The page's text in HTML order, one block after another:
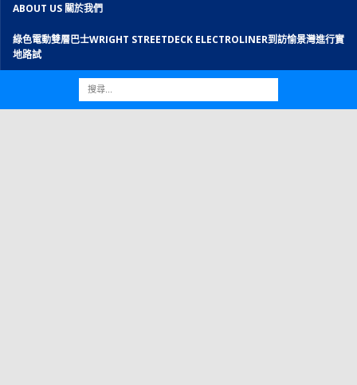
ABOUT US 關於我們
綠色電動雙層巴士WRIGHT STREETDECK ELECTROLINER到訪愉景灣進行實
地路試